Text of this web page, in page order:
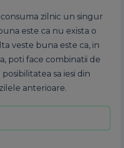
zilnic un singur
este ca nu exista o
veste buna este ca, in
poti face combinatii de
sa iesi din
anterioare.